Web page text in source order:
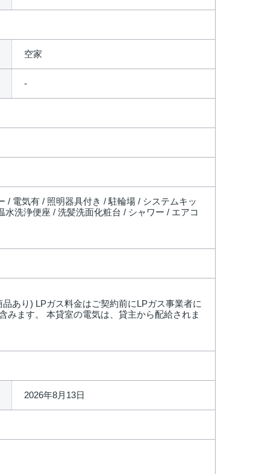
空家
/ 電気有 / 照明器具付き / 駐輪場 / システムキッ
洗浄便座 / 洗髪洗面化粧台 / シャワー / エアコ
あり) LPガス料金はご契約前にLPガス事業者に
みます。 本貸室の電気は、貸主から配給されま
2026年8月13日